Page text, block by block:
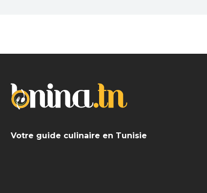
Votre guide culinaire en Tunisie